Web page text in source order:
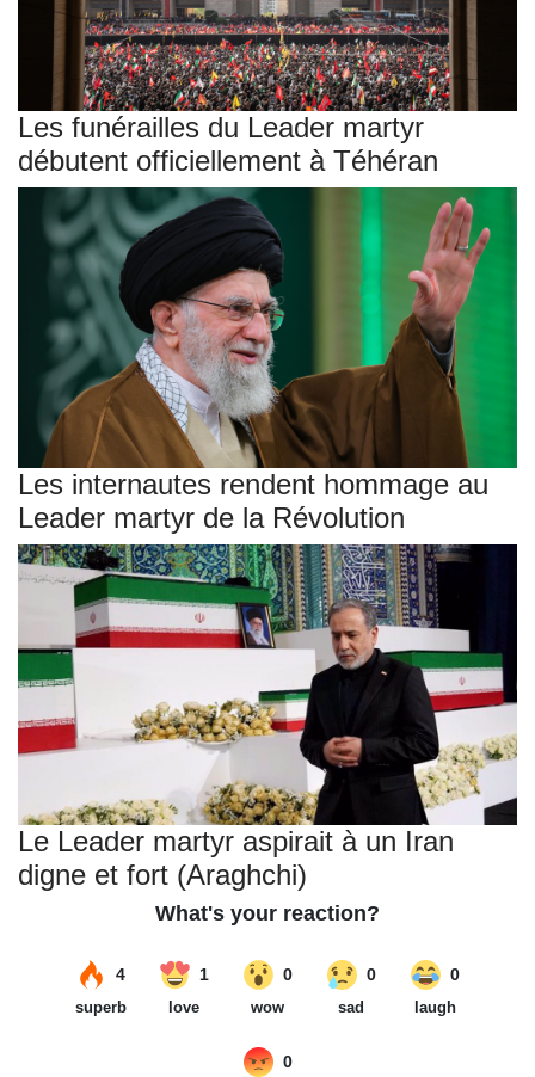
Les funérailles du Leader martyr
débutent officiellement à Téhéran
Les internautes rendent hommage au
Leader martyr de la Révolution
Le Leader martyr aspirait à un Iran
digne et fort (Araghchi)